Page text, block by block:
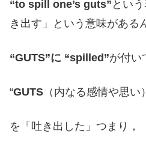
“to spill one’s guts” とい
き出す」という意味がある
“GUTS”に “spilled”が付い
“GUTS （内なる感情や思い
を「吐き出した」つまり，